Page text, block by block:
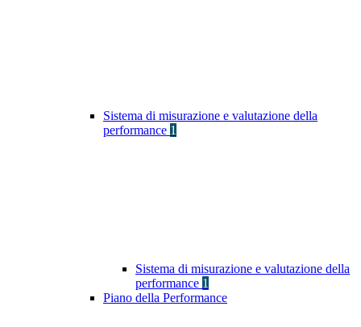
Sistema di misurazione e valutazione della
performance 1
Sistema di misurazione e valutazione della
performance 1
Piano della Performance